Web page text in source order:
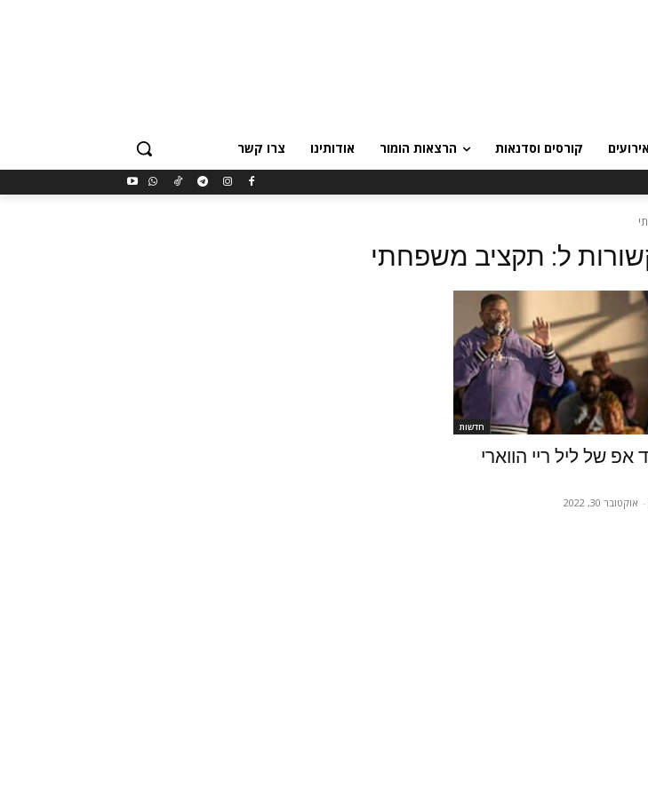
קורסים וסדנאות הרצאות הומור אודותינו צרו קשר
ל: תקציב משפחתי
חדשות
של ליל ריי הווארי
- אוקטובר 30, 2022